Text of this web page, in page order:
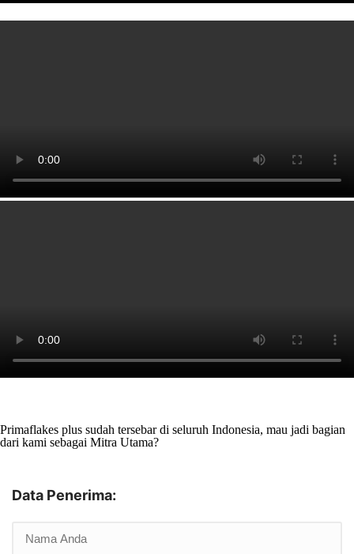
Primaflakes plus sudah tersebar di seluruh Indonesia, mau jadi bagian
dari kami sebagai Mitra Utama?
Data Penerima: